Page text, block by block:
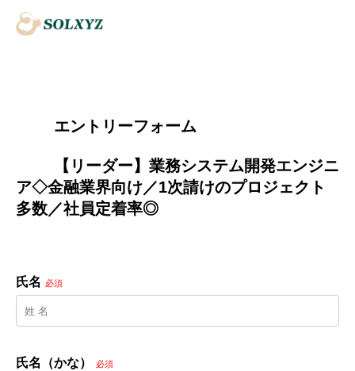
        エントリーフォーム
ア◇金融業界向け／1次請けのプロジェクト
多数／社員定着率◎
氏名 必須
氏名（かな） 必須